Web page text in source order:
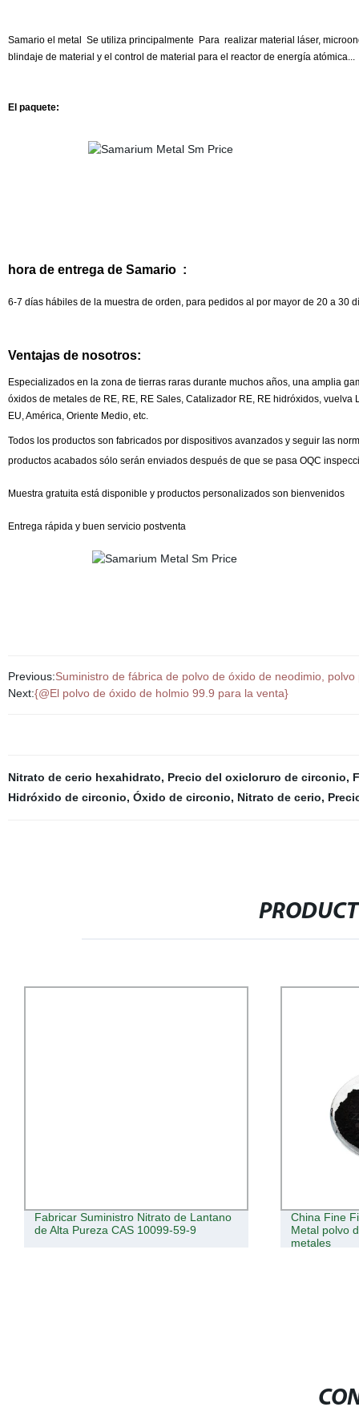
Samario el metal Se utiliza principalmente Para realizar material láser,
blindaje de material y el control de material para el reactor de energía atómica...
El paquete:
hora de entrega de Samario :
6-7 días hábiles de la muestra de orden, para pedidos al por mayor de 20 a 30
Ventajas de nosotros:
Especializados en la zona de tierras raras durante muchos años, una amplia
óxidos de metales de RE, RE, RE Sales, Catalizador RE, RE hidróxidos,
EU, América, Oriente Medio, etc.
Todos los productos son fabricados por dispositivos avanzados y seguir las
productos acabados sólo serán enviados después de que se pasa OQC
Muestra gratuita está disponible y productos personalizados son bienvenidos
Entrega rápida y buen servicio postventa
Previous:Suministro de fábrica de polvo de óxido de neodimio,
Next:{@El polvo de óxido de holmio 99.9 para la venta}
Nitrato de cerio hexahidrato, Precio del oxicloruro de circonio,
Hidróxido de circonio, Óxido de circonio, Nitrato de cerio,
Fabricar Suministro Nitrato de Lantano
de Alta Pureza CAS 10099-59-9
China Fine
Metal polvo
metales